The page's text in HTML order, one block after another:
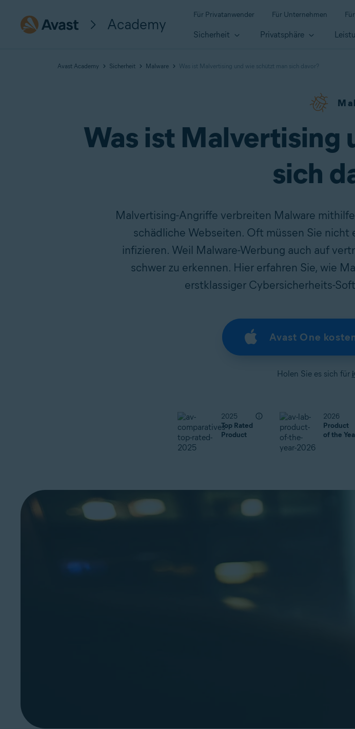
Academy
Für Privatanwender Für Unternehmen
Sicherheit Privatsphäre
Avast Academy Sicherheit Malware Was ist Malvertising und wie schützt man sich davor?
Was ist Malvertising
sich
Malvertising-Angriffe verbreiten Malware
schädliche Webseiten. Oft müssen Sie nicht
infizieren. Weil Malware-Werbung auch auf
schwer zu erkennen. Hier erfahren Sie, wie
erstklassiger Cybersicherheits-
Avast One
Holen Sie es sich für
2025
Top Rated
Product
2026
Product
of the